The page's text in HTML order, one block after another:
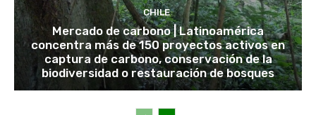
CHILE
Mercado de carbono | Latinoamérica
concentra más de 150 proyectos activos en
captura de carbono, conservación de la
biodiversidad o restauración de bosques